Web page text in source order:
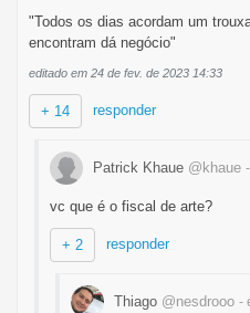
"Todos os dias acordam um
encontram dá negócio"
editado em 24 de fev. de 2023 14:33
+ 14 responder
Patrick Khaue @khaue
vc que é o fiscal de arte?
+ 2 responder
Thiago @nesdrooo -